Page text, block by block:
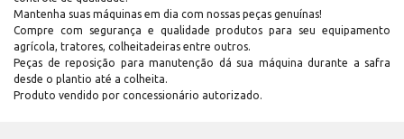
Mantenha suas máquinas em dia com nossas peças genuínas!
Compre com segurança e qualidade produtos para seu equipamento
agrícola, tratores, colheitadeiras entre outros.
Peças de reposição para manutenção dá sua máquina durante a safra
desde o plantio até a colheita.
Produto vendido por concessionário autorizado.